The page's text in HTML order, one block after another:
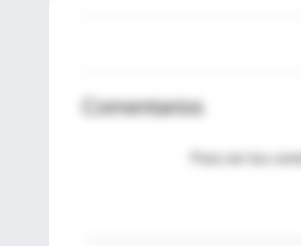
Comentarios
Para ver los